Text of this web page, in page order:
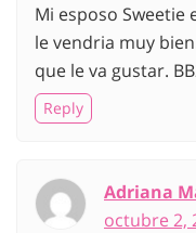
Mi esposo Sweetie
le vendria muy
que le va gustar.
Reply
Adriana
octubre 2,